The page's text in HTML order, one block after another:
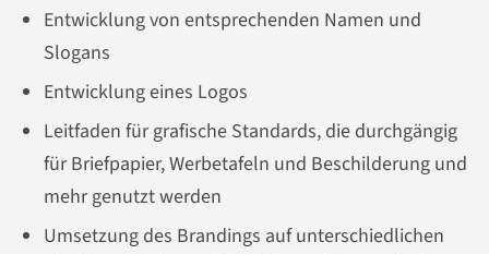
Entwicklung von entsprechenden Namen und
Slogans
Entwicklung eines Logos
Leitfaden für grafische Standards, die durchgängig
für Briefpapier, Werbetafeln und Beschilderung und
mehr genutzt werden
Umsetzung des Brandings auf unterschiedlichen